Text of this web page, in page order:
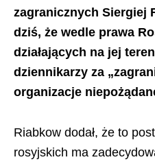
zagranicznych Siergiej
dziś, że wedle prawa
działających na jej
dziennikarzy za
organizacje
Riabkow dodał, że to
rosyjskich ma